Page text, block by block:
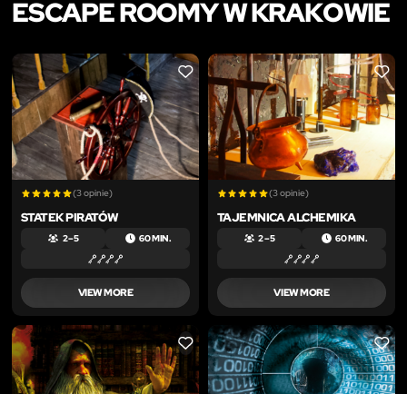
ESCAPE ROOMY W KRAKOWIE
LIKE
(3 opinie)
STATEK PIRATÓW
2 – 5 60 MIN.
VIEW MORE
LIKE
(3 opinie)
TAJEMNICA ALCHEMIKA
2 – 5 60 MIN.
VIEW MORE
LIKE LIKE